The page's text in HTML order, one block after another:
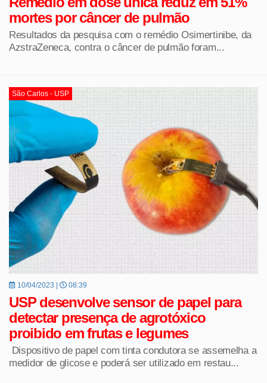
mortes por câncer de pulmão
Resultados da pesquisa com o remédio Osimertinibe, da
AzstraZeneca, contra o câncer de pulmão foram...
São Carlos - USP
10/04/2023 | 08:39
USP desenvolve sensor de papel para
detectar presença de agrotóxico
proibido em frutas e legumes
Dispositivo de papel com tinta condutora se assemelha a
medidor de glicose e poderá ser utilizado em restau...